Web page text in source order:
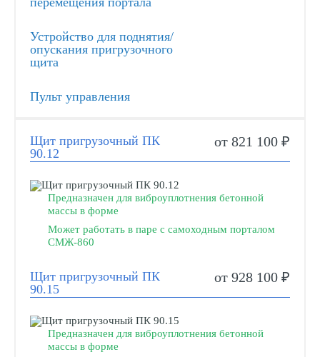
Устройство для поднятия/
опускания пригрузочного
щита
Пульт управления
Щит пригрузочный ПК
90.12
от 821 100 ₽
Предназначен для виброуплотнения бетонной
массы в форме
Может работать в паре с самоходным порталом
СМЖ-860
Щит пригрузочный ПК
90.15
от 928 100 ₽
Предназначен для виброуплотнения бетонной
массы в форме